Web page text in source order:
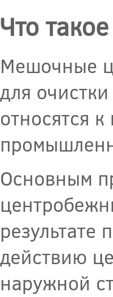
Что
Мешочные
для
относятся
Основным
результате
действию
наружной